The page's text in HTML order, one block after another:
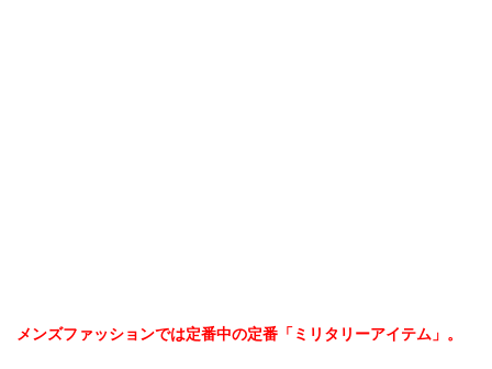
メンズファッションでは定番中の定番「ミリタリーアイテム」。